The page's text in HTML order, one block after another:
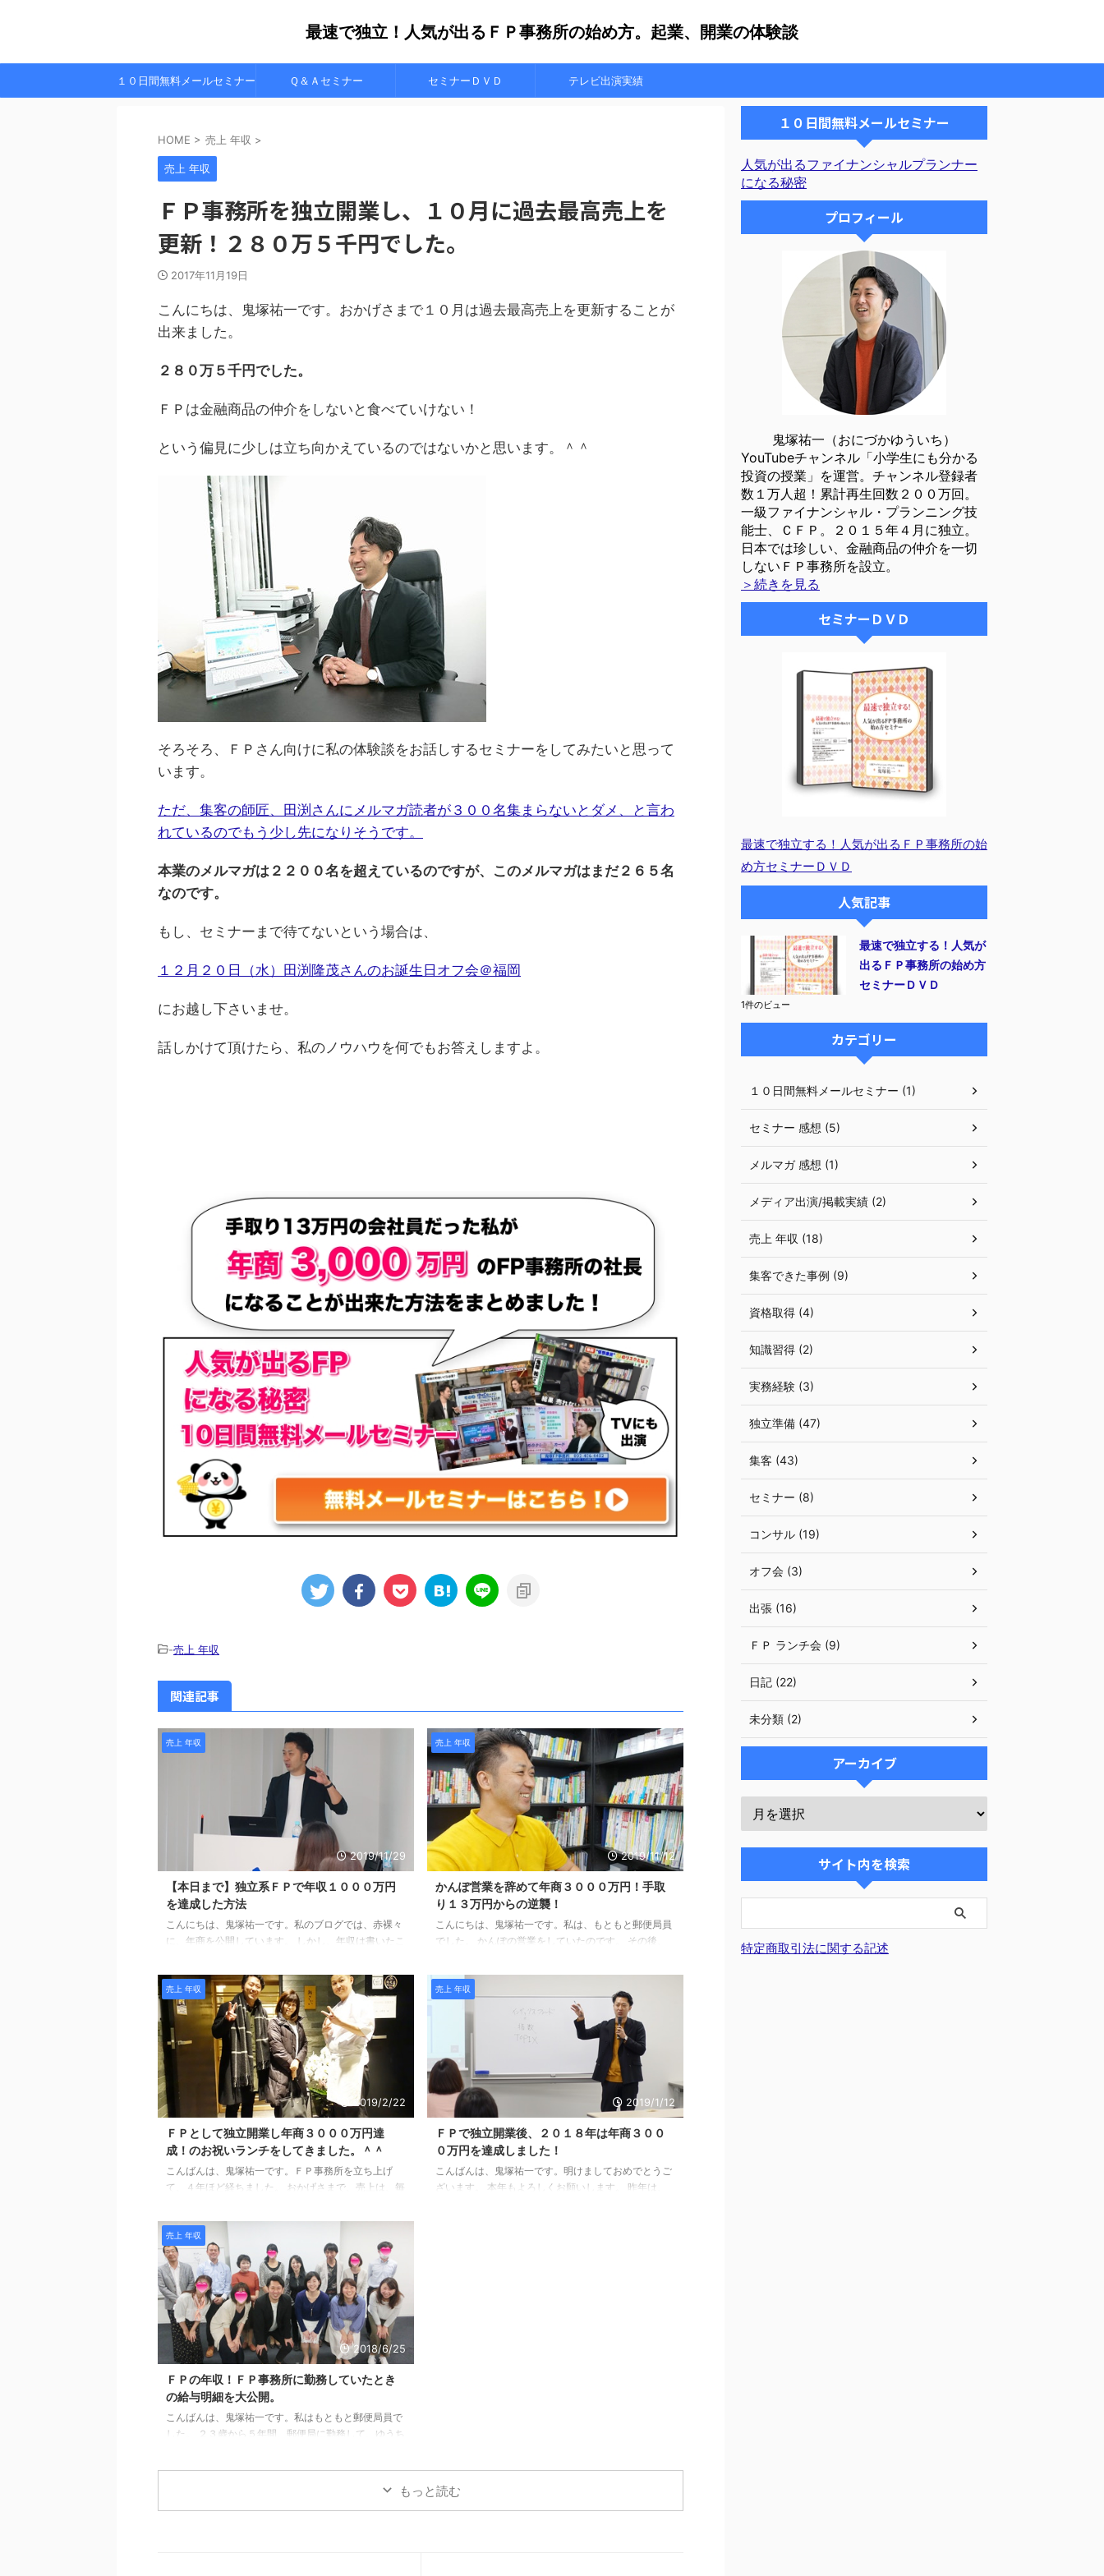
最速で独立！人気が出るＦＰ事務所の始め方。起業、開業の体験談
１０日間無料メールセミナー Ｑ＆Ａセミナー セミナーＤＶＤ テレビ出演実績
HOME > 売上 年収 >
売上 年収
ＦＰ事務所を独立開業し、１０月に過去最高売上を
更新！２８０万５千円でした。
2017年11月19日
こんにちは、鬼塚祐一です。おかげさまで１０月は過去最高売上を更新することが
出来ました。
２８０万５千円でした。
ＦＰは金融商品の仲介をしないと食べていけない！
という偏見に少しは立ち向かえているのではないかと思います。＾＾
そろそろ、ＦＰさん向けに私の体験談をお話しするセミナーをしてみたいと思って
います。
ただ、集客の師匠、田渕さんにメルマガ読者が３００名集まらないとダメ、と言わ
れているのでもう少し先になりそうです。
本業のメルマガは２２００名を超えているのですが、このメルマガはまだ２６５名
なのです。
もし、セミナーまで待てないという場合は、
１２月２０日（水）田渕隆茂さんのお誕生日オフ会＠福岡
にお越し下さいませ。
話しかけて頂けたら、私のノウハウを何でもお答えしますよ。
-売上 年収
関連記事
売上 年収
2019/11/29
【本日まで】独立系ＦＰで年収１０００万円
を達成した方法
こんにちは、鬼塚祐一です。私のブログでは、赤裸々
に、年商を公開しています。 しかし、年収は書いたこ
少しだけお話すると、年収は１０００万円を超えてい
ます。 保険募集人でＭＤＲＴの方だと、年収１０００
万円以上は、おそらく、普通のことなのかもしれませ
ん。 しかし、フィーオンリーのＦＰだと、簡単には手
が届かない数字ではないかと思います。 では、鬼塚
は、なぜ、手が届いたのか？ 大きな、きっかけになっ
た出来事があります。 それは、２０１５年１２月、第
１回、東京ドリプ ...
売上 年収
2019/11/12
かんぽ営業を辞めて年商３０００万円！手取
り１３万円からの逆襲！
こんにちは、鬼塚祐一です。私は、もともと郵便局員
でした。 かんぽの営業をしていたのです。 その後、
しました。 ・乗り合い保険代理店 ・ＩＦＡ ・フラッ
ト３５の取次店 をしいているＦＰ事務所なのですが、
手取り１３万円、ボーナスなし、休みもなし、でし
た。 固定給です。 私が、いくら売り上げようが、お
給料は、ほとんど上がりませんでした。 当然、こんな
状態では、家族は養えません。 このとき、私が取った
行動は？ キャッシングです。 ファイナンシャルプラ
ンナーがキャッシ ...
売上 年収
2019/2/22
ＦＰとして独立開業し年商３０００万円達
成！のお祝いランチをしてきました。＾＾
こんばんは、鬼塚祐一です。ＦＰ事務所を立ち上げ
て、４年ほど経ちました。 おかげさまで、売上は、毎
ったのですが、何とか、達成することができました。
そのお祝いに、アシスタントの久美さんと、お祝いラ
ンチをしてきました。 久美さんのブログがこちらで
す。 １ヶ月半前から予約して、やっと行くことが出来
ました。 View this post on Instagram 鬼塚祐一さん
(@fp.onizuka)がシェアした投稿 - 2019年 2月月21日午
後10時00分P ...
売上 年収
2019/1/12
ＦＰで独立開業後、２０１８年は年商３００
０万円を達成しました！
こんばんは、鬼塚祐一です。明けましておめでとうご
ざいます。 本年もよろしくお願いします。 昨年は、
売上 年収
2018/6/25
ＦＰの年収！ＦＰ事務所に勤務していたとき
の給与明細を大公開。
こんばんは、鬼塚祐一です。私はもともと郵便局員で
した。 ２３歳から５年間、郵便局に勤務して、ゆうち
もっと読む
１０日間無料メールセミナー
人気が出るファイナンシャルプランナー
になる秘密
プロフィール
鬼塚祐一（おにづかゆういち）
YouTubeチャンネル「小学生にも分かる
投資の授業」を運営。チャンネル登録者
数１万人超！累計再生回数２００万回。
一級ファイナンシャル・プランニング技
能士、ＣＦＰ。２０１５年４月に独立。
日本では珍しい、金融商品の仲介を一切
しないＦＰ事務所を設立。
＞続きを見る
セミナーＤＶＤ
最速で独立する！人気が出るＦＰ事務所の始
め方セミナーＤＶＤ
人気記事
最速で独立する！人気が
出るＦＰ事務所の始め方
セミナーＤＶＤ
1件のビュー
カテゴリー
１０日間無料メールセミナー (1)
セミナー 感想 (5)
メルマガ 感想 (1)
メディア出演/掲載実績 (2)
売上 年収 (18)
集客できた事例 (9)
資格取得 (4)
知識習得 (2)
実務経験 (3)
独立準備 (47)
集客 (43)
セミナー (8)
コンサル (19)
オフ会 (3)
出張 (16)
ＦＰ ランチ会 (9)
日記 (22)
未分類 (2)
アーカイブ
サイト内を検索
特定商取引法に関する記述